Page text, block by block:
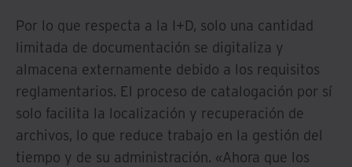
Por lo que respecta a la I+D, solo una cantidad
limitada de documentación se digitaliza y
almacena externamente debido a los requisitos
reglamentarios. El proceso de catalogación por sí
solo facilita la localización y recuperación de
archivos, lo que reduce trabajo en la gestión del
tiempo y de su administración. «Ahora que los